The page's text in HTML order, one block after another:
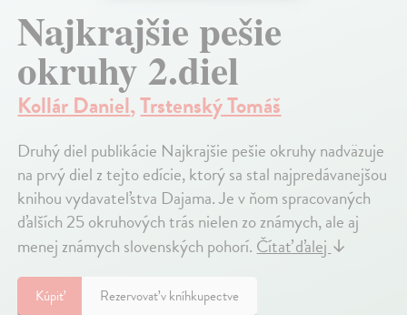
Najkrajšie pešie
okruhy 2.diel
Kollár Daniel,Trstenský Tomáš
Druhý diel publikácie Najkrajšie pešie okruhy nadväzuje
na prvý diel z tejto edície, ktorý sa stal najpredávanejšou
knihou vydavateľstva Dajama. Je v ňom spracovaných
ďalších 25 okruhových trás nielen zo známych, ale aj
menej známych slovenských pohorí. Čítať ďalej ↓
Kúpiť Rezervovať v kníhkupectve